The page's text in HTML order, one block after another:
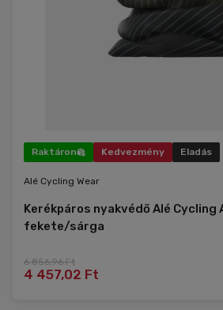
Raktáron Kedvezmény Eladás
Alé Cycling Wear
Kerékpáros nyakvédő Alé
fekete/sárga
6 856,96 Ft
4 457,02 Ft